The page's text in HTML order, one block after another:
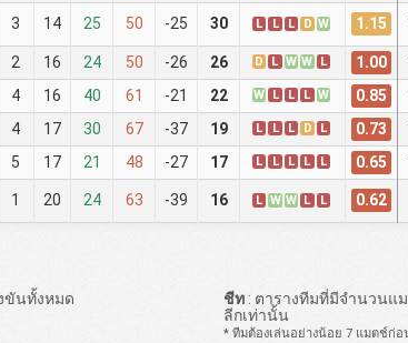
3 14 25 50 -25 30 L L L D W 1.15
2 16 24 50 -26 26 D L W W L 1.00
4 16 40 61 -21 22 W L L L W 0.85
4 17 30 67 -37 19 L L L D L 0.73
5 17 21 48 -27 17 L L L L L 0.65
1 20 24 63 -39 16 L W W L L 0.62
ขันทั้งหมด
ชีท : ตารางทีมที่มีจำนวนแ
ลีกเท่านั้น
* ทีมต้องเล่นอย่างน้อย 7 แมตช์ก่อ